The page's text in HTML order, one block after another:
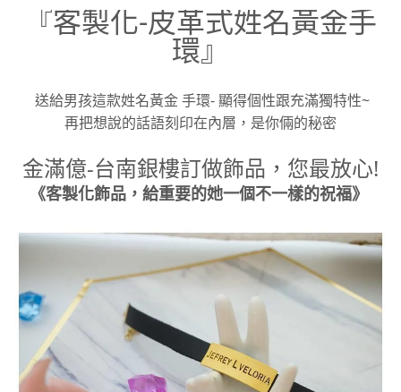
『客製化-皮革式姓名黃金手
環』
送給男孩這款姓名黃金 手環- 顯得個性跟充滿獨特性~
再把想說的話語刻印在內層，是你倆的秘密
金滿億-台南銀樓訂做飾品，您最放心!
《客製化飾品，給重要的她一個不一樣的祝福》